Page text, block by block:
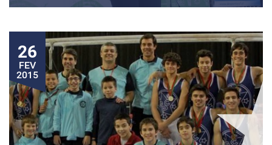
26
FEV
2015